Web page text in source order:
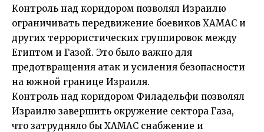
Контроль над коридором позволял Израилю
ограничивать передвижение боевиков ХАМАС и
других террористических группировок между
Египтом и Газой. Это было важно для
предотвращения атак и усиления безопасности
на южной границе Израиля.
Контроль над коридором Филадельфи позволял
Израилю завершить окружение сектора Газа,
что затрудняло бы ХАМАС снабжение и